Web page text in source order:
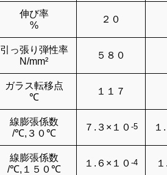
伸び率
%
２０
引っ張り弾性率
N/mm²
５８０
ガラス転移点
℃
１１７
線膨張係数
/℃,３０℃
７.３×１０ -5 １
線膨張係数
/℃,１５０℃
１.６×１０ -4